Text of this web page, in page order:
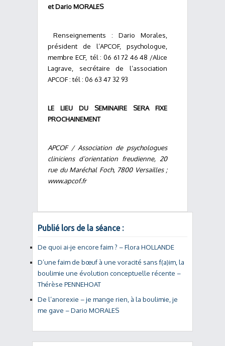
et Dario MORALES
Renseignements : Dario Morales,
président de l’APCOF, psychologue,
membre ECF, tél : 06 61 72 46 48 /Alice
Lagrave, secrétaire de l’association
APCOF : tél : 06 63 47 32 93
LE LIEU DU SEMINAIRE SERA FIXE
PROCHAINEMENT
APCOF / Association de psychologues
cliniciens d’orientation freudienne, 20
rue du Maréchal Foch, 7800 Versailles ;
www.apcof.fr
Publié lors de la séance :
De quoi ai-je encore faim ? – Flora HOLLANDE
D’une faim de bœuf à une voracité sans f(a)im, la
boulimie une évolution conceptuelle récente –
Thérèse PENNEHOAT
De l’anorexie – je mange rien, à la boulimie, je
me gave – Dario MORALES